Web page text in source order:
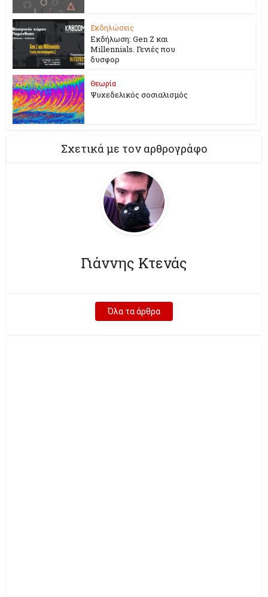
Εκδηλώσεις
Εκδήλωση: Gen Z και
Millennials. Γενιές που
δυσφορ
Θεωρία
Ψυχεδελικός σοσιαλισμός
Σχετικά με τον αρθρογράφο
Γιάννης Κτενάς
Όλα τα άρθρα